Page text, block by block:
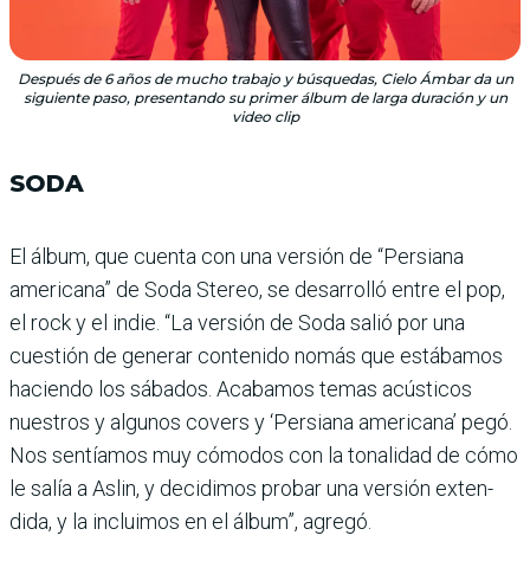
Después de 6 años de mucho trabajo y búsquedas, Cielo Ámbar da un
siguiente paso, presentando su primer álbum de larga duración y un
video clip
SODA
El álbum, que cuenta con una versión de “Persiana
americana” de Soda Stereo, se desarrolló entre el pop,
el rock y el indie. “La ver­sión de Soda salió por una
cuestión de generar con­tenido nomás que estába­mos
haciendo los sábados. Acabamos temas acústicos
nuestros y algunos covers y ‘Persiana americana’ pegó.
Nos sentíamos muy cómo­dos con la tonalidad de cómo
le salía a Aslin, y decidimos probar una versión exten­
dida, y la incluimos en el álbum”, agregó.